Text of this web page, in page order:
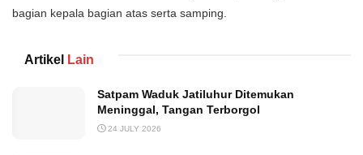
bagian kepala bagian atas serta samping.
Artikel Lain
Satpam Waduk Jatiluhur Ditemukan
Meninggal, Tangan Terborgol
24 JULY 2026